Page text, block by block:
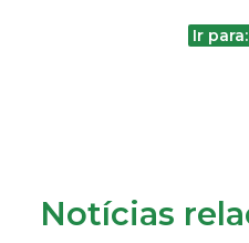
Ir
Notícias